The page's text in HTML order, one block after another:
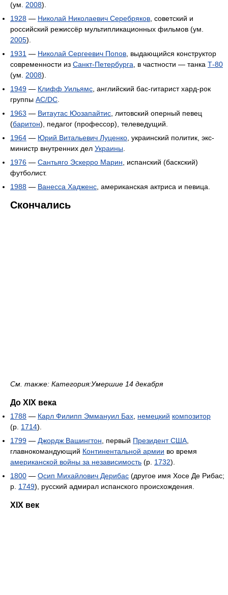
(ум. 2008).
1928 — Николай Николаевич Серебряков , советский и
российский режиссёр мультипликационных фильмов (ум.
2005).
1931 — Николай Сергеевич Попов , выдающийся конструктор
современности из Санкт-Петербурга , в частности — танка Т-80
(ум. 2008).
1949 — Клифф Уильямс , английский бас-гитарист хард-рок
группы AC/DC
1963 — Витаутас Юозапайтис , литовский оперный певец
(баритон), педагог (профессор), телеведущий.
1964 — Юрий Витальевич Луценко , украинский политик, экс-
министр внутренних дел Украины
1976 — Сантьяго Эскерро Марин , испанский (баскский)
футболист.
1988 — Ванесса Хадженс , американская актриса и певица.
Скончались
См. также: Категория:Умершие 14 декабря
До XIX века
1788 — Карл Филипп Эммануил Бах немецкий композитор
(р. 1714).
1799 — Джордж Вашингтон , первый Президент США
главнокомандующий Континентальной армии во время
американской войны за независимость (р. 1732).
1800 — Осип Михайлович Дерибас (другое имя Хосе Де Рибас;
р. 1749), русский адмирал испанского происхождения.
XIX век